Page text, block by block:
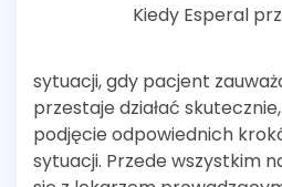
Kiedy Esperal
sytuacji, gdy pacjent
przestaje działać
podjęcie odpowiednich
sytuacji. Przede wszystkim